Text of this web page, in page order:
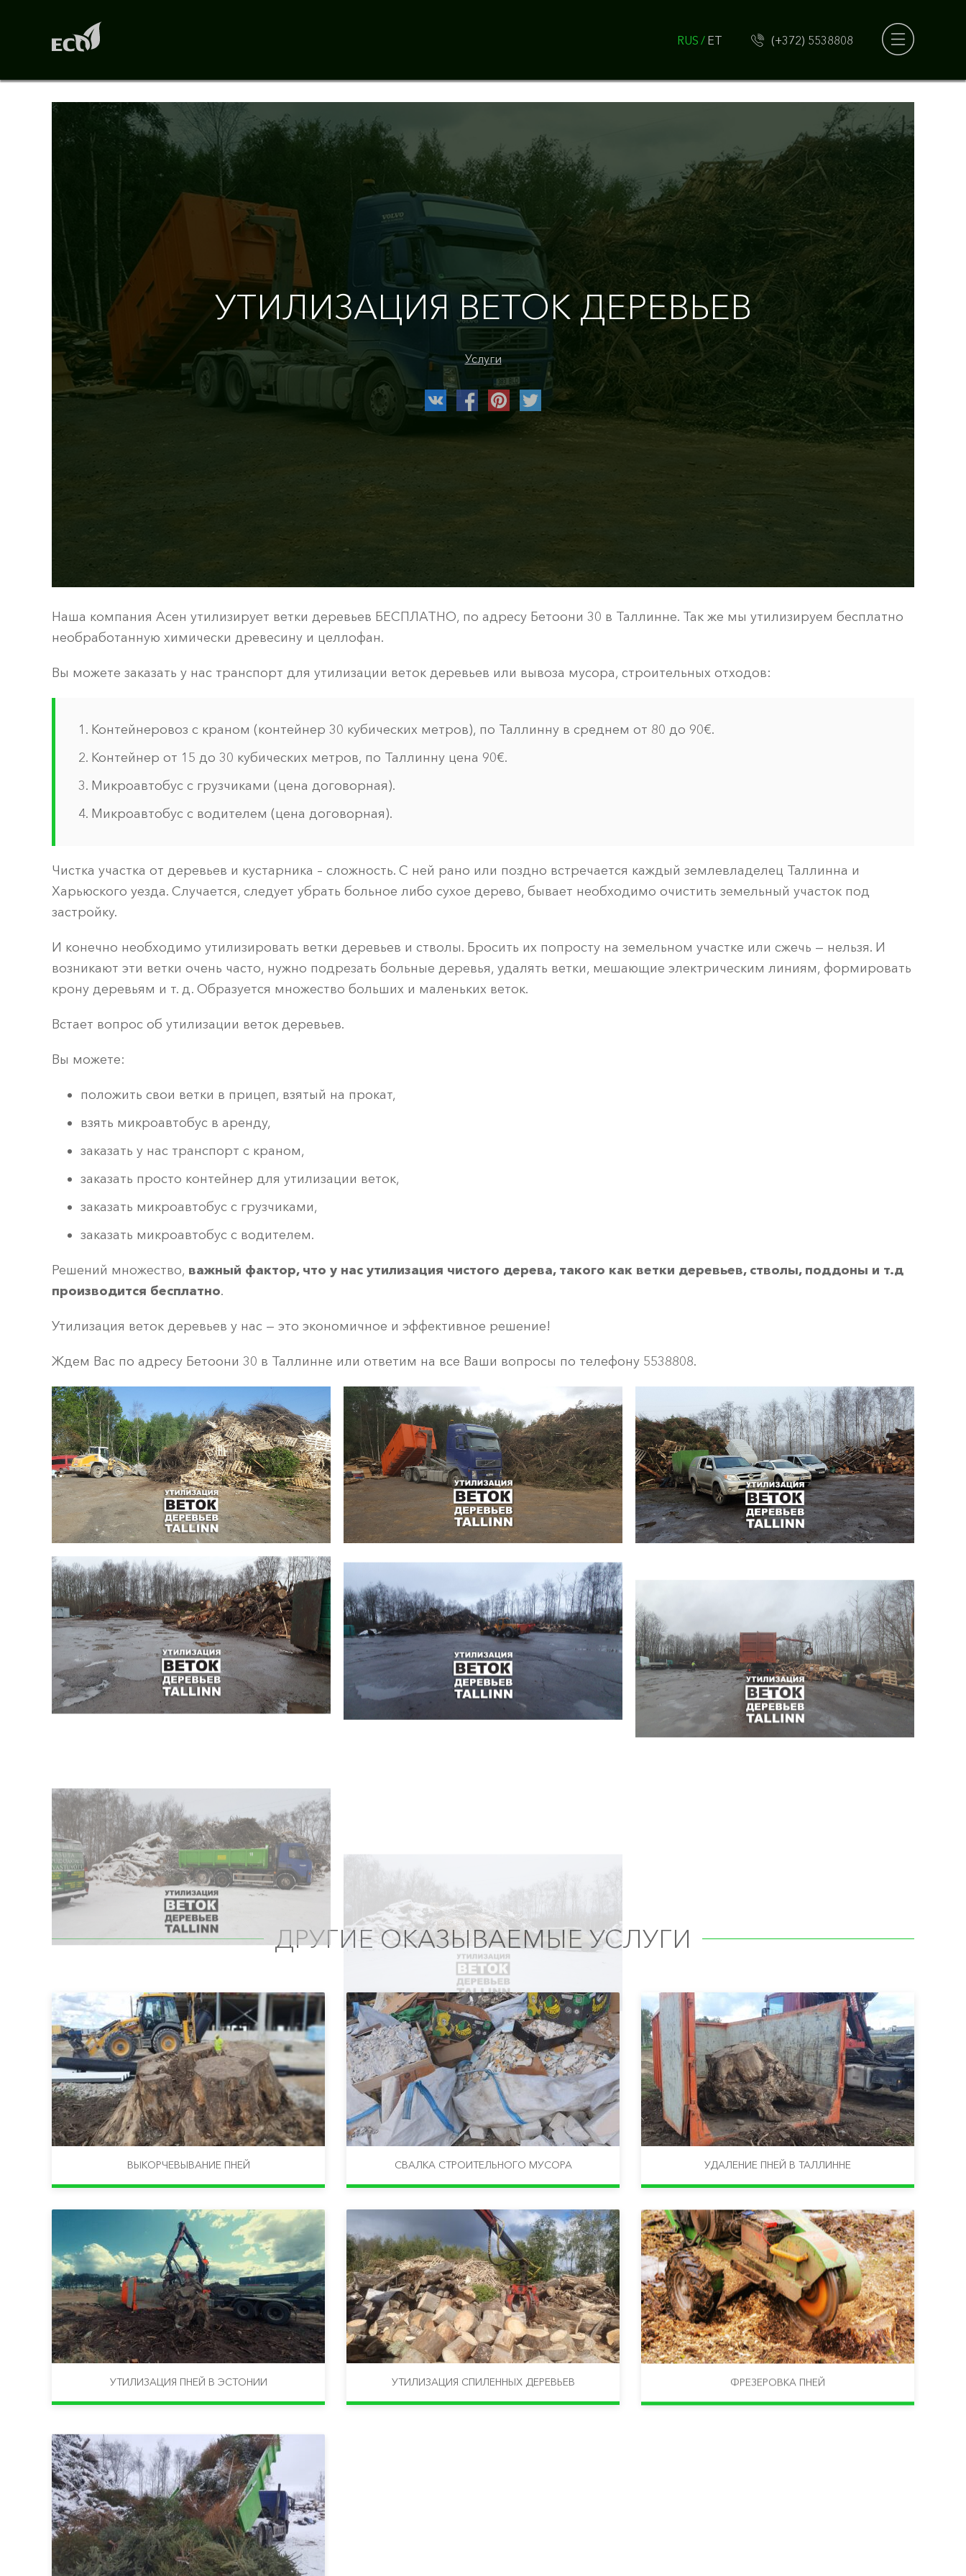
RUS ET (+372) 5538808
УТИЛИЗАЦИЯ ВЕТОК ДЕРЕВЬЕВ
Услуги
Наша компания Асен утилизирует ветки деревьев БЕСПЛАТНО, по адресу Бетоони 30 в Таллинне. Так же мы утилизируем бесплатно
необработанную химически древесину и целлофан.
Вы можете заказать у нас транспорт для утилизации веток деревьев или вывоза мусора, строительных отходов:
Контейнеровоз с краном (контейнер 30 кубических метров), по Таллинну в среднем от 80 до 90€.
Контейнер от 15 до 30 кубических метров, по Таллинну цена 90€.
Микроавтобус с грузчиками (цена договорная).
Микроавтобус с водителем (цена договорная).
Чистка участка от деревьев и кустарника – сложность. С ней рано или поздно встречается каждый землевладелец Таллинна и
Харьюского уезда. Случается, следует убрать больное либо сухое дерево, бывает необходимо очистить земельный участок под
застройку.
И конечно необходимо утилизировать ветки деревьев и стволы. Бросить их попросту на земельном участке или сжечь — нельзя. И
возникают эти ветки очень часто, нужно подрезать больные деревья, удалять ветки, мешающие электрическим линиям, формировать
крону деревьям и т. д. Образуется множество больших и маленьких веток.
Встает вопрос об утилизации веток деревьев.
Вы можете:
положить свои ветки в прицеп, взятый на прокат,
взять микроавтобус в аренду,
заказать у нас транспорт с краном,
заказать просто контейнер для утилизации веток,
заказать микроавтобус с грузчиками,
заказать микроавтобус с водителем.
Решений множество, важный фактор, что у нас утилизация чистого дерева, такого как ветки деревьев, стволы, поддоны и т.д
производится бесплатно.
Утилизация веток деревьев у нас — это экономичное и эффективное решение!
Ждем Вас по адресу Бетоони 30 в Таллинне или ответим на все Ваши вопросы по телефону 5538808.
ДРУГИЕ ОКАЗЫВАЕМЫЕ УСЛУГИ
ВЫКОРЧЕВЫВАНИЕ ПНЕЙ СВАЛКА СТРОИТЕЛЬНОГО МУСОРА УДАЛЕНИЕ ПНЕЙ В ТАЛЛИННЕ
УТИЛИЗАЦИЯ ПНЕЙ В ЭСТОНИИ УТИЛИЗАЦИЯ СПИЛЕННЫХ ДЕРЕВЬЕВ ФРЕЗЕРОВКА ПНЕЙ